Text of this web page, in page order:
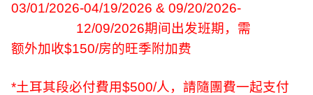
03/01/2026-04/19/2026 & 09/20/2026-
12/09/2026期间出发班期，需
额外加收$150/房的旺季附加费
*土耳其段必付費用$500/人，請隨團費一起支付